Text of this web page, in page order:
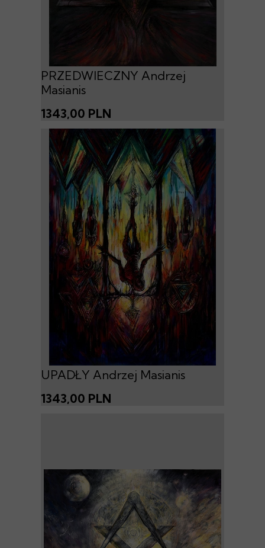
PRZEDWIECZNY Andrzej
Masianis
1343,00 PLN
UPADŁY Andrzej Masianis
1343,00 PLN